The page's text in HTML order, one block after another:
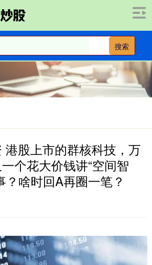
搜索
港股上市的群核科技，万
个花大价钱讲“空间智
？啥时回A再圈一笔？